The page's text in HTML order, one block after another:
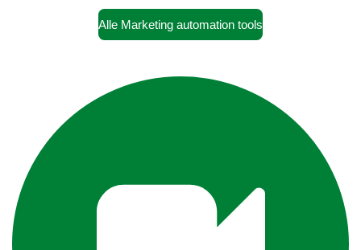
Alle Marketing automation tools